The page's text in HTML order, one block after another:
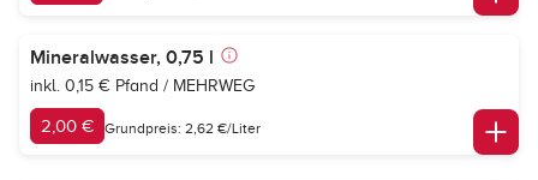
Mineralwasser, 0,75 l
inkl. 0,15 € Pfand / MEHRWEG
2,00 € Grundpreis: 2,62 €/Liter